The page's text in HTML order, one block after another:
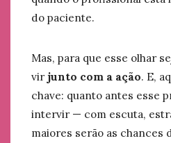
do paciente.
Mas, para que esse olhar
virjunto com a ação. E,
chave: quanto antes esse
intervir — com escuta,
maiores serão as chances